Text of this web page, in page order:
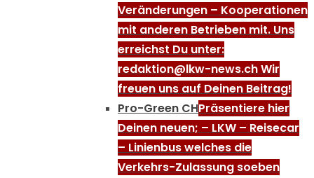
Veränderungen – Kooperationen
mit anderen Betrieben mit. Uns
erreichst Du unter:
redaktion@lkw-news.ch Wir
freuen uns auf Deinen Beitrag!
Pro-Green CHPräsentiere hier
Deinen neuen; – LKW – Reisecar
– Linienbus welches die
Verkehrs-Zulassung soeben